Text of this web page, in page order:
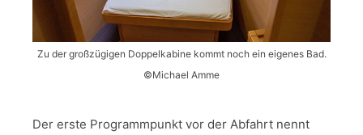
Zu der großzügigen Doppelkabine kommt noch ein eigenes Bad.
©Michael Amme
Der erste Programmpunkt vor der Abfahrt nennt